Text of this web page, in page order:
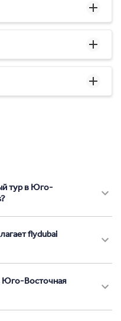
тур в Юго-
flydubai
Юго-Восточная